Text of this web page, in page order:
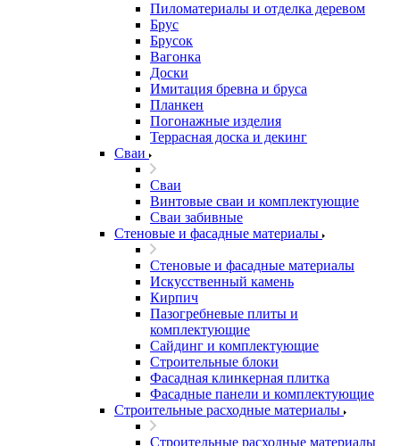
Пиломатериалы и отделка деревом
Брус
Брусок
Вагонка
Доски
Имитация бревна и бруса
Планкен
Погонажные изделия
Террасная доска и декинг
Сваи
Сваи
Винтовые сваи и комплектующие
Сваи забивные
Стеновые и фасадные материалы
Стеновые и фасадные материалы
Искусственный камень
Кирпич
Пазогребневые плиты и
комплектующие
Сайдинг и комплектующие
Строительные блоки
Фасадная клинкерная плитка
Фасадные панели и комплектующие
Строительные расходные материалы
Строительные расходные материалы